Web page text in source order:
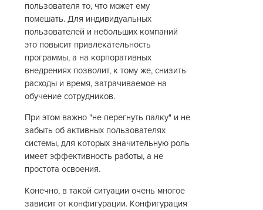
пользователя то, что может ему
помешать. Для индивидуальных
пользователей и небольших компаний
это повысит привлекательность
программы, а на корпоративных
внедрениях позволит, к тому же, снизить
расходы и время, затрачиваемое на
обучение сотрудников.
При этом важно "не перегнуть палку" и не
забыть об активных пользователях
системы, для которых значительную роль
имеет эффективность работы, а не
простота освоения.
Конечно, в такой ситуации очень многое
зависит от конфигурации. Конфигурация